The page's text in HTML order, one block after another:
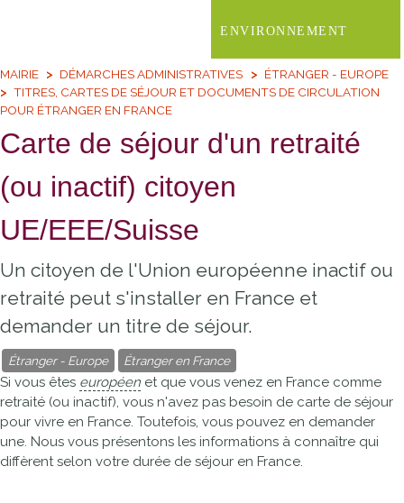
ENVIRONNEMENT
MAIRIE DÉMARCHES ADMINISTRATIVES
ÉTRANGER - EUROPE
TITRES, CARTES DE SÉJOUR ET DOCUMENTS DE CIRCULATION
POUR ÉTRANGER EN FRANCE
Carte de séjour d'un retraité
(ou inactif) citoyen
UE/EEE/Suisse
Un citoyen de l'Union européenne inactif ou
retraité peut s'installer en France et
demander un titre de séjour.
Étranger - Europe Étranger en France
Si vous êtes européen et que vous venez en France comme
retraité (ou inactif), vous n'avez pas besoin de carte de séjour
pour vivre en France. Toutefois, vous pouvez en demander
une. Nous vous présentons les informations à connaître qui
diffèrent selon votre durée de séjour en France.